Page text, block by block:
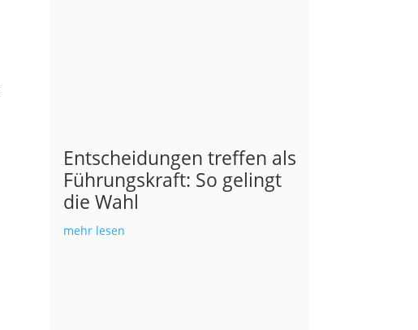
Entscheidungen treffen als
Führungskraft: So gelingt
die Wahl
mehr lesen